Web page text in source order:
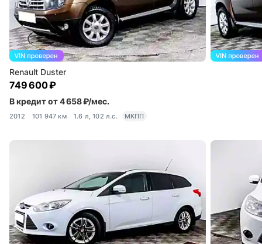
Renault Duster
749 600 ₽
В кредит от 4 658 ₽/мес.
2012 101 947 км 1.6 л, 102 л.с. МКПП